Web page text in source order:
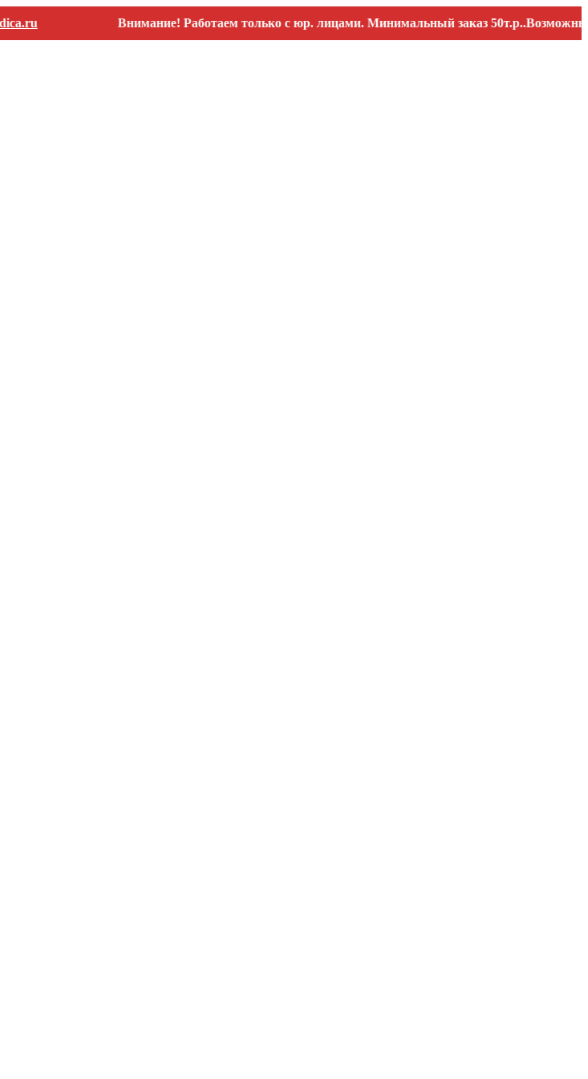
Внимание! Работаем только с юр. лицами. Минимальный заказ 50т.р..Возможны